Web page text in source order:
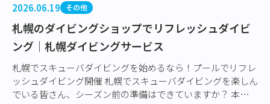
2026.06.19 その他
札幌のダイビングショップでリフレッシュダイビ
ング｜札幌ダイビングサービス
札幌でスキューバダイビングを始めるなら！プールでリフレ
ッシュダイビング開催 札幌でスキューバダイビングを楽しん
でいる皆さん、シーズン前の準備はできていますか？ 本日